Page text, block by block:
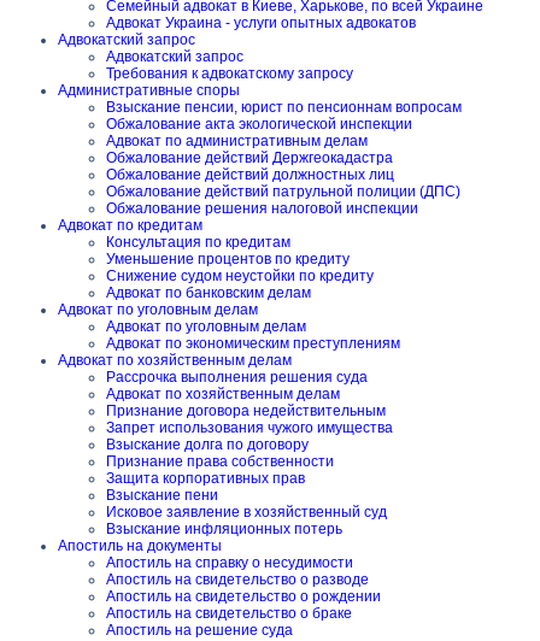
Семейный адвокат в Киеве, Харькове, по всей Украине
Адвокат Украина - услуги опытных адвокатов
Адвокатский запрос
Адвокатский запрос
Требования к адвокатскому запросу
Административные споры
Взыскание пенсии, юрист по пенсионнам вопросам
Обжалование акта экологической инспекции
Адвокат по административным делам
Обжалование действий Держгеокадастра
Обжалование действий должностных лиц
Обжалование действий патрульной полиции (ДПС)
Обжалование решения налоговой инспекции
Адвокат по кредитам
Консультация по кредитам
Уменьшение процентов по кредиту
Снижение судом неустойки по кредиту
Адвокат по банковским делам
Адвокат по уголовным делам
Адвокат по уголовным делам
Адвокат по экономическим преступлениям
Адвокат по хозяйственным делам
Рассрочка выполнения решения суда
Адвокат по хозяйственным делам
Признание договора недействительным
Запрет использования чужого имущества
Взыскание долга по договору
Признание права собственности
Защита корпоративных прав
Взыскание пени
Исковое заявление в хозяйственный суд
Взыскание инфляционных потерь
Апостиль на документы
Апостиль на справку о несудимости
Апостиль на свидетельство о разводе
Апостиль на свидетельство о рождении
Апостиль на свидетельство о браке
Апостиль на решение суда